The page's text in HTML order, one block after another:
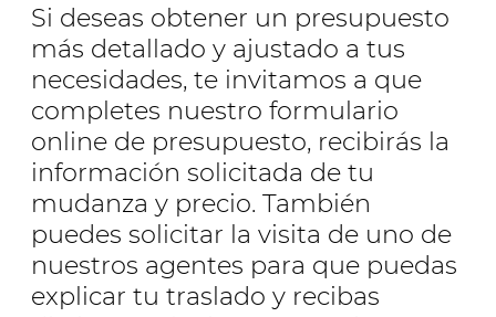
Si deseas obtener un presupuesto
más detallado y ajustado a tus
necesidades, te invitamos a que
completes nuestro formulario
online de presupuesto, recibirás la
información solicitada de tu
mudanza y precio. También
puedes solicitar la visita de uno de
nuestros agentes para que puedas
explicar tu traslado y recibas